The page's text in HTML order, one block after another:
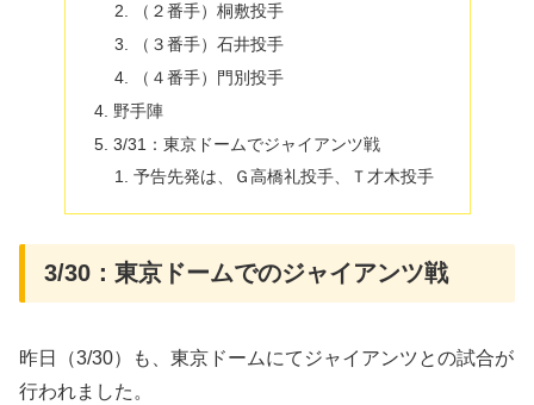
（２番手）桐敷投手
（３番手）石井投手
（４番手）門別投手
野手陣
3/31：東京ドームでジャイアンツ戦
予告先発は、Ｇ高橋礼投手、Ｔ才木投手
3/30：東京ドームでのジャイアンツ戦
昨日（3/30）も、東京ドームにてジャイアンツとの試合が
行われました。